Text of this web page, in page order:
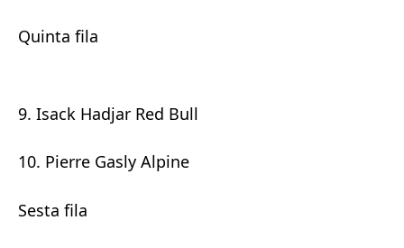
Quinta fila
9. Isack Hadjar Red Bull
10. Pierre Gasly Alpine
Sesta fila